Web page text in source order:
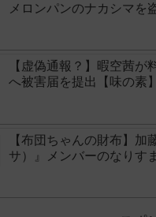
メロンパンのナカシマを
【虚偽通報？】暇空茜
へ被害届を提出【味の素
【布団ちゃんの財布】
サ）』メンバーのなりす